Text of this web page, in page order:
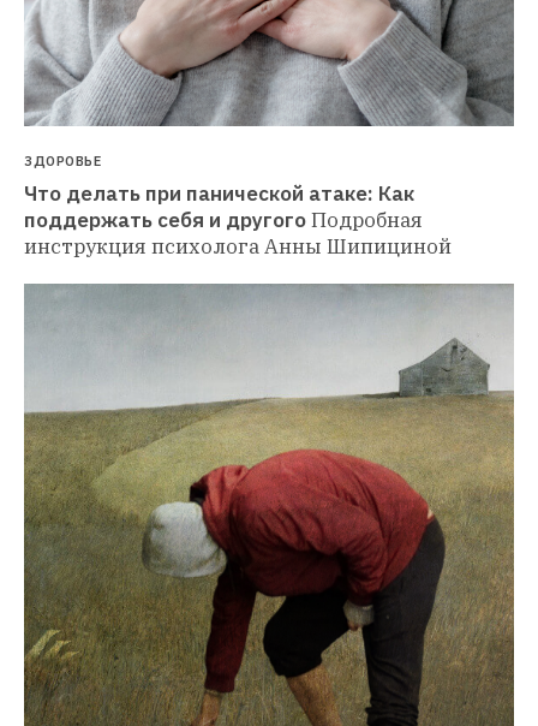
ЗДОРОВЬЕ
Что делать при панической атаке: Как
поддержать себя и другогоПодробная
инструкция психолога Анны Шипициной